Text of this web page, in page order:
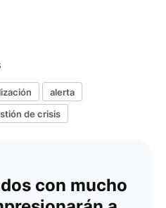
alerta
de crisis
con mucho